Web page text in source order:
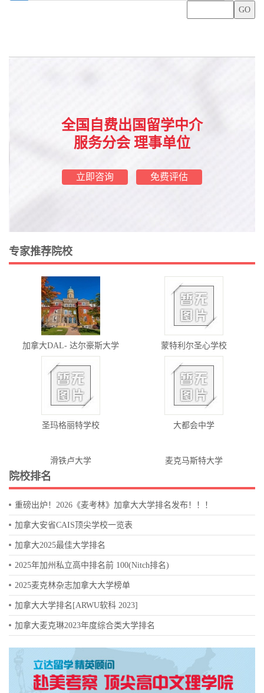
全国自费出国留学中介
服务分会 理事单位
立即咨询 免费评估
专家推荐院校
加拿大DAL- 达尔豪斯大学 蒙特利尔圣心学校
圣玛格丽特学校 大都会中学
滑铁卢大学 麦克马斯特大学
院校排名
重磅出炉！2026《麦考林》加拿大大学排名发布！！！
加拿大安省CAIS顶尖学校一览表
加拿大2025最佳大学排名
2025年加州私立高中排名前 100(Nitch排名)
2025麦克林杂志加拿大大学榜单
加拿大大学排名[ARWU软科 2023]
加拿大麦克琳2023年度综合类大学排名